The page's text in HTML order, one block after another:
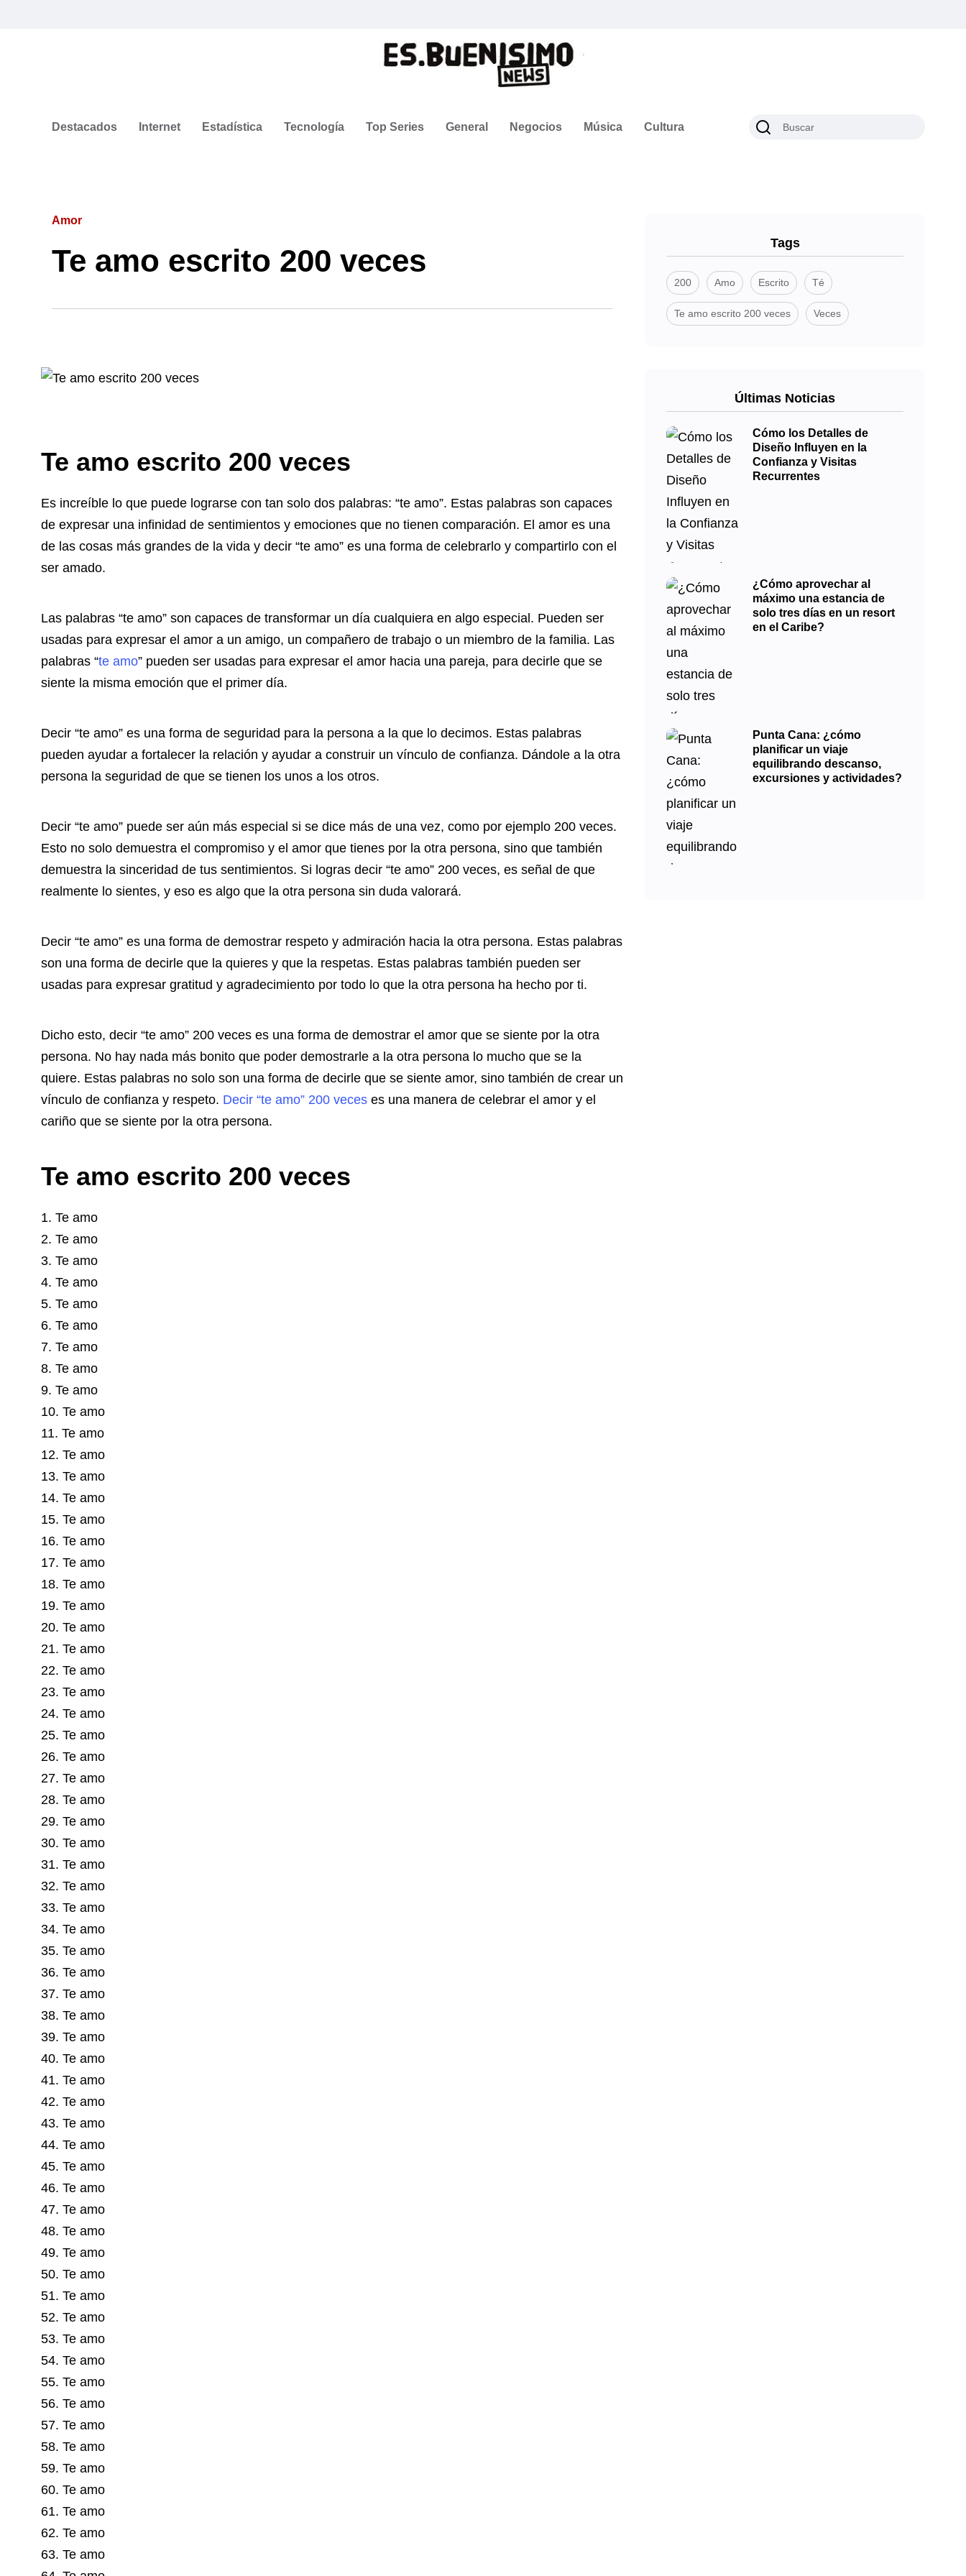
Destacados Internet Estadística Tecnología Top Series General Negocios Música Cultura
Amor
Te amo escrito 200 veces
Te amo escrito 200 veces
Es increíble lo que puede lograrse con tan solo dos palabras: “te amo”. Estas palabras son capaces
de expresar una infinidad de sentimientos y emociones que no tienen comparación. El amor es una
de las cosas más grandes de la vida y decir “te amo” es una forma de celebrarlo y compartirlo con el
ser amado.
Las palabras “te amo” son capaces de transformar un día cualquiera en algo especial. Pueden ser
usadas para expresar el amor a un amigo, un compañero de trabajo o un miembro de la familia. Las
palabras “te amo” pueden ser usadas para expresar el amor hacia una pareja, para decirle que se
siente la misma emoción que el primer día.
Decir “te amo” es una forma de seguridad para la persona a la que lo decimos. Estas palabras
pueden ayudar a fortalecer la relación y ayudar a construir un vínculo de confianza. Dándole a la otra
persona la seguridad de que se tienen los unos a los otros.
Decir “te amo” puede ser aún más especial si se dice más de una vez, como por ejemplo 200 veces.
Esto no solo demuestra el compromiso y el amor que tienes por la otra persona, sino que también
demuestra la sinceridad de tus sentimientos. Si logras decir “te amo” 200 veces, es señal de que
realmente lo sientes, y eso es algo que la otra persona sin duda valorará.
Decir “te amo” es una forma de demostrar respeto y admiración hacia la otra persona. Estas palabras
son una forma de decirle que la quieres y que la respetas. Estas palabras también pueden ser
usadas para expresar gratitud y agradecimiento por todo lo que la otra persona ha hecho por ti.
Dicho esto, decir “te amo” 200 veces es una forma de demostrar el amor que se siente por la otra
persona. No hay nada más bonito que poder demostrarle a la otra persona lo mucho que se la
quiere. Estas palabras no solo son una forma de decirle que se siente amor, sino también de crear un
vínculo de confianza y respeto. Decir “te amo” 200 veces es una manera de celebrar el amor y el
cariño que se siente por la otra persona.
Te amo escrito 200 veces
1. Te amo
2. Te amo
3. Te amo
4. Te amo
5. Te amo
6. Te amo
7. Te amo
8. Te amo
9. Te amo
10. Te amo
11. Te amo
12. Te amo
13. Te amo
14. Te amo
15. Te amo
16. Te amo
17. Te amo
18. Te amo
19. Te amo
20. Te amo
21. Te amo
22. Te amo
23. Te amo
24. Te amo
25. Te amo
26. Te amo
27. Te amo
28. Te amo
29. Te amo
30. Te amo
31. Te amo
32. Te amo
33. Te amo
34. Te amo
35. Te amo
36. Te amo
37. Te amo
38. Te amo
39. Te amo
40. Te amo
41. Te amo
42. Te amo
43. Te amo
44. Te amo
45. Te amo
46. Te amo
47. Te amo
48. Te amo
49. Te amo
50. Te amo
51. Te amo
52. Te amo
53. Te amo
54. Te amo
55. Te amo
56. Te amo
57. Te amo
58. Te amo
59. Te amo
60. Te amo
61. Te amo
62. Te amo
63. Te amo
Tags
200 Amo Escrito Té
Te amo escrito 200 veces Veces
Últimas Noticias
Cómo los Detalles de
Diseño Influyen en la
Confianza y Visitas
Recurrentes
¿Cómo aprovechar al
máximo una estancia de
solo tres días en un resort
en el Caribe?
Punta Cana: ¿cómo
planificar un viaje
equilibrando descanso,
excursiones y actividades?